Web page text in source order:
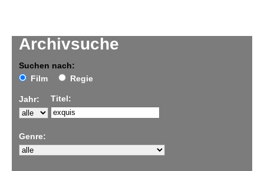
Archivsuche
Suchen nach:
Film
Regie
Jahr: Titel:
Genre: